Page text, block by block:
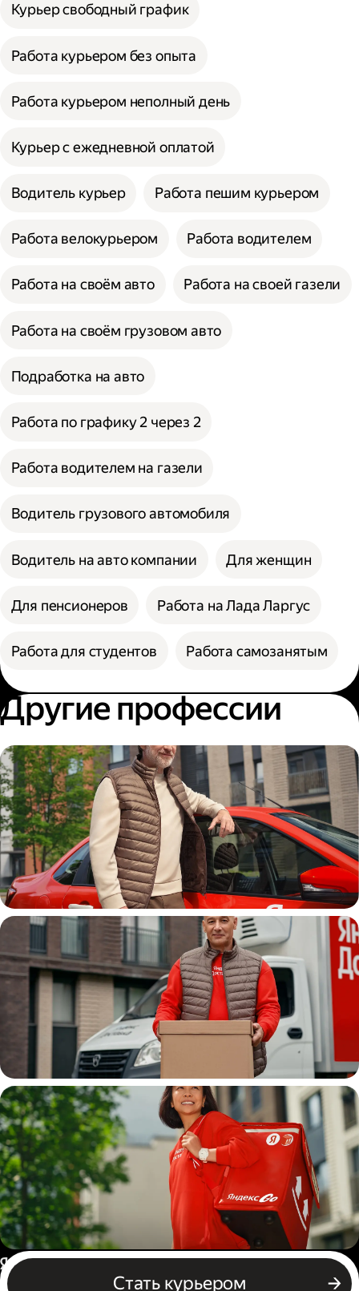
Курьер свободный график
Работа курьером без опыта
Работа курьером неполный день
Курьер с ежедневной оплатой
Водитель курьер Работа пешим курьером
Работа велокурьером Работа водителем
Работа на своём авто Работа на своей газели
Работа на своём грузовом авто
Подработка на авто
Работа по графику 2 через 2
Работа водителем на газели
Водитель грузового автомобиля
Водитель на авто компании Для женщин
Для пенсионеров Работа на Лада Ларгус
Работа для студентов Работа самозанятым
Другие профессии
Автокурьер
Водитель
грузовой машины
Пеший курьер
Стать курьером
Россия